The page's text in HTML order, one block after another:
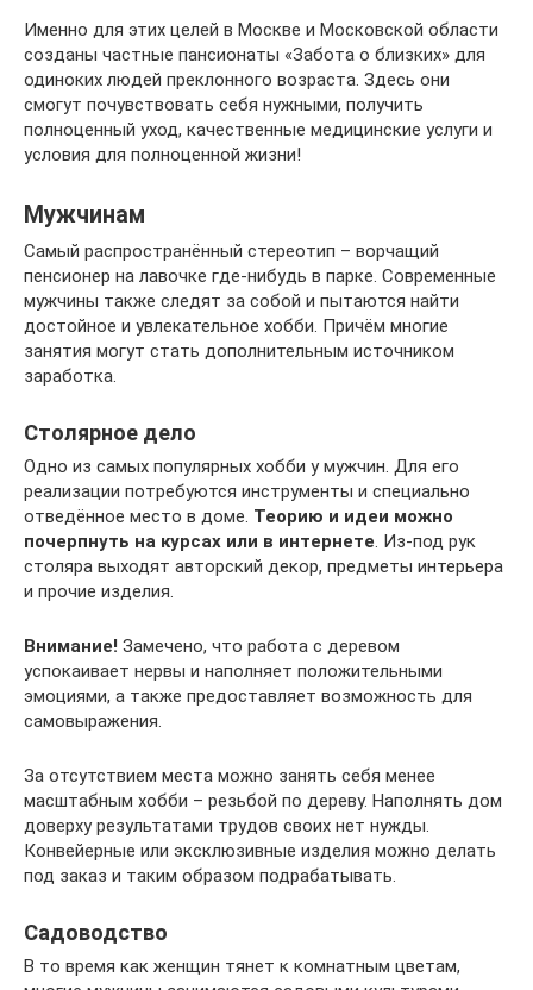
Именно для этих целей в Москве и Московской области
созданы частные пансионаты «Забота о близких» для
одиноких людей преклонного возраста. Здесь они
смогут почувствовать себя нужными, получить
полноценный уход, качественные медицинские услуги и
условия для полноценной жизни!
Мужчинам
Самый распространённый стереотип – ворчащий
пенсионер на лавочке где-нибудь в парке. Современные
мужчины также следят за собой и пытаются найти
достойное и увлекательное хобби. Причём многие
занятия могут стать дополнительным источником
заработка.
Столярное дело
Одно из самых популярных хобби у мужчин. Для его
реализации потребуются инструменты и специально
отведённое место в доме. Теорию и идеи можно
почерпнуть на курсах или в интернете . Из-под рук
столяра выходят авторский декор, предметы интерьера
и прочие изделия.
Внимание! Замечено, что работа с деревом
успокаивает нервы и наполняет положительными
эмоциями, а также предоставляет возможность для
самовыражения.
За отсутствием места можно занять себя менее
масштабным хобби – резьбой по дереву. Наполнять дом
доверху результатами трудов своих нет нужды.
Конвейерные или эксклюзивные изделия можно делать
под заказ и таким образом подрабатывать.
Садоводство
В то время как женщин тянет к комнатным цветам,